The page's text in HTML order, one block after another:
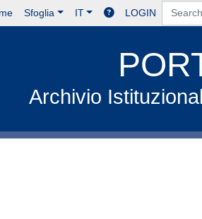
Sfoglia IT LOGIN
Archivio